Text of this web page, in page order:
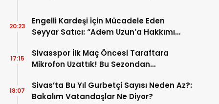
Engelli Kardeşi İçin Mücadele Eden
Seyyar Satıcı: “Adem Uzun’a Hakkımı
20:23
Sivasspor İlk Maç Öncesi Taraftara
Mikrofon Uzattık! Bu Sezondan
17:15
Sivas’ta Bu Yıl Gurbetçi Sayısı Neden Az?:
Bakalım Vatandaşlar Ne Diyor?
18:07